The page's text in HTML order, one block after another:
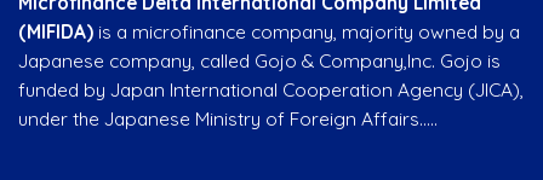
(MIFIDA) is a microfinance company, majority owned by a
Japanese company, called Gojo & Company,Inc. Gojo is
funded by Japan International Cooperation Agency (JICA),
under the Japanese Ministry of Foreign Affairs…..